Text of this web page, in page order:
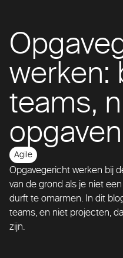
werken:
teams,
opgaven
Agile
Opgavegericht werken bij
van de grond als je niet
durft te omarmen. In dit
teams, en niet projecten,
zijn.